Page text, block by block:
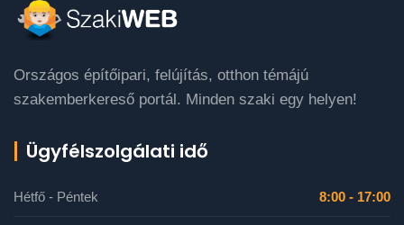
Országos építőipari, felújítás, otthon témájú
szakemberkereső portál. Minden szaki egy helyen!
Ügyfélszolgálati idő
Hétfő - Péntek 8:00 - 17:00